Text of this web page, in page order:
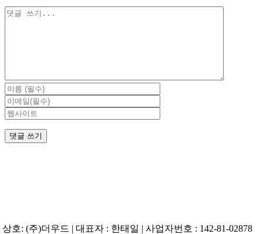
댓
상호: (주)더우드 | 대표자 : 한태일 | 사업자번호 : 142-81-02878